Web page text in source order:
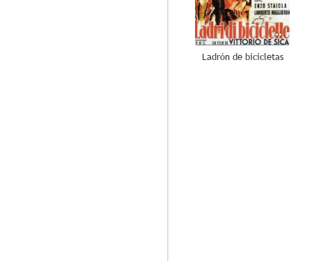
Ladrón de bicicletas